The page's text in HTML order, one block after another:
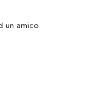
un amico